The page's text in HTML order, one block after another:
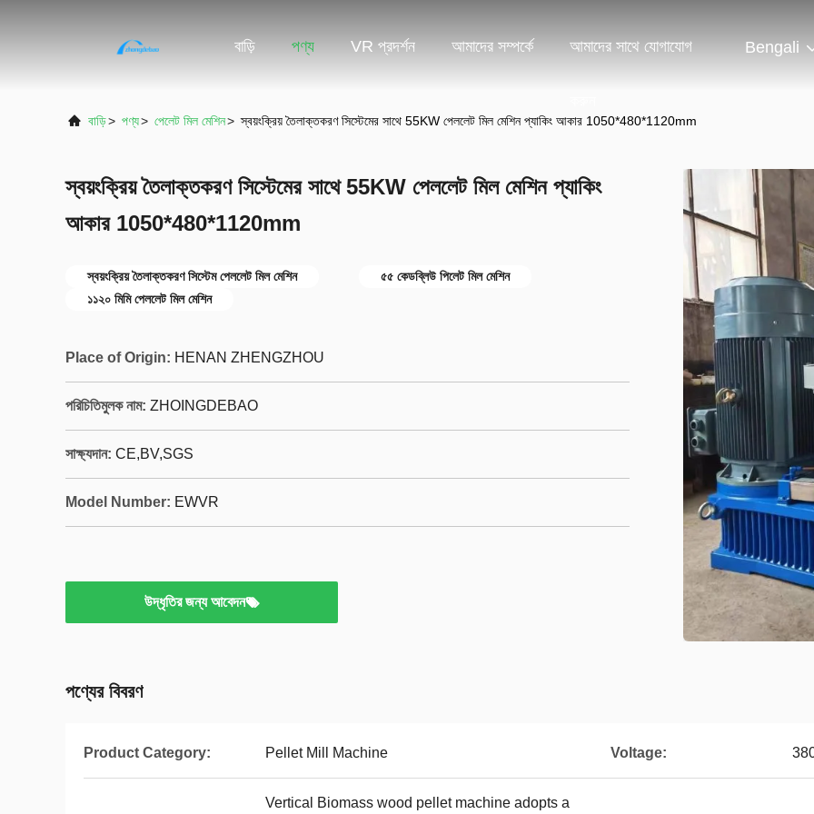
বাড়ি পণ্য VR প্রদর্শন আমাদের সম্পর্কে আমাদের সাথে যোগাযোগ Bengali
বাড়ি> পণ্য> পেলেট মিল মেশিন> স্বয়ংক্রিয় তৈলাক্তকরণ সিস্টেমের সাথে 55KW পেললেট মিল মেশিন প্যাকিং আকার 1050*480*1120mm
স্বয়ংক্রিয় তৈলাক্তকরণ সিস্টেমের সাথে 55KW পেললেট মিল মেশিন প্যাকিং
আকার 1050*480*1120mm
স্বয়ংক্রিয় তৈলাক্তকরণ সিস্টেম পেললেট মিল মেশিন
৫৫ কেডব্লিউ পিলেট মিল মেশিন
১১২০ মিমি পেললেট মিল মেশিন
Place of Origin: HENAN ZHENGZHOU
পরিচিতিমুলক নাম: ZHOINGDEBAO
সাক্ষ্যদান: CE,BV,SGS
Model Number: EWVR
উদ্ধৃতির জন্য আবেদন
পণ্যের বিবরণ
Product Category: Pellet Mill Machine Voltage:
Vertical Biomass wood pellet machine adopts a